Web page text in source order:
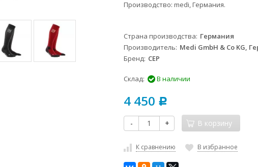
Производство: medi, Германия.
Страна производства Германия
Производитель Medi GmbH & Co KG,
Бренд CEP
Склад: В наличии
4 450 Р
- + В корзину
К сравнению В избранное